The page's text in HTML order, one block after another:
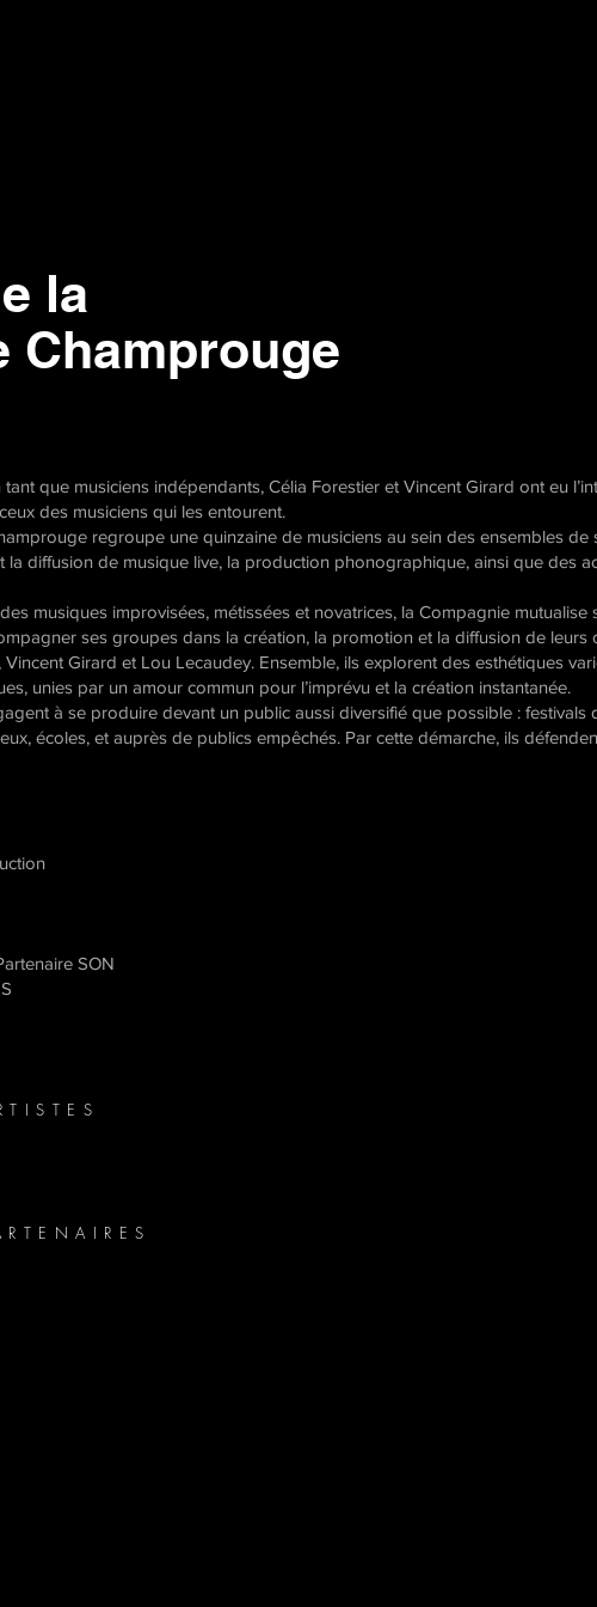
la
Champrouge
que musiciens indépendants, Célia Forestier et Vincent Girard ont eu
des musiciens qui les entourent.
regroupe une quinzaine de musiciens au sein des ensembles de
la diffusion de musique live, la production phonographique, ainsi que des
musiques improvisées, métissées et novatrices, la Compagnie mutualise
ses groupes dans la création, la promotion et la diffusion de leurs
Girard et Lou Lecaudey. Ensemble, ils explorent des esthétiques
unies par un amour commun pour l’imprévu et la création instantanée.
à se produire devant un public aussi diversifié que possible : festivals
écoles, et auprès de publics empêchés. Par cette démarche, ils
SON